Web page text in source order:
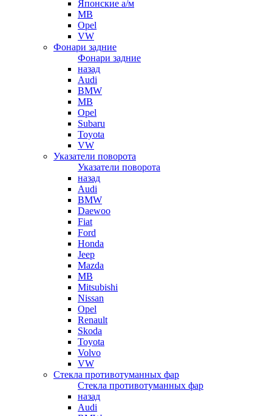
Японские а/м
MB
Opel
VW
Фонари задние
Фонари задние
назад
Audi
BMW
MB
Opel
Subaru
Toyota
VW
Указатели поворота
Указатели поворота
назад
Audi
BMW
Daewoo
Fiat
Ford
Honda
Jeep
Mazda
MB
Mitsubishi
Nissan
Opel
Renault
Skoda
Toyota
Volvo
VW
Стекла противотуманных фар
Стекла противотуманных фар
назад
Audi